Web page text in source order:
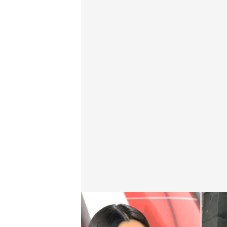
Crecen las ventas de las viviendas nuevas durante